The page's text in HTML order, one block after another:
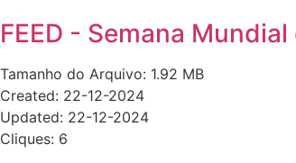
FEED - Semana
Tamanho do Arquivo: 1.92 MB
Created: 22-12-2024
Updated: 22-12-2024
Cliques: 6